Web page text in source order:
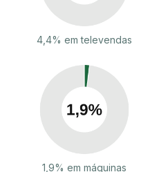
4,4% em televendas
1,9% em máquinas